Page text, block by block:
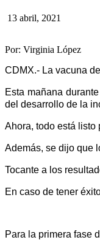
13 abril, 2021
Por: Virginia López
CDMX.- La vacuna
Esta mañana
del desarrollo de la
Ahora, todo está listo
Además, se dijo que
Tocante a los
En caso de tener
Para la primera fase